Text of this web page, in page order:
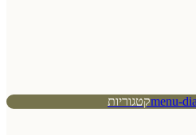
קטגוריות